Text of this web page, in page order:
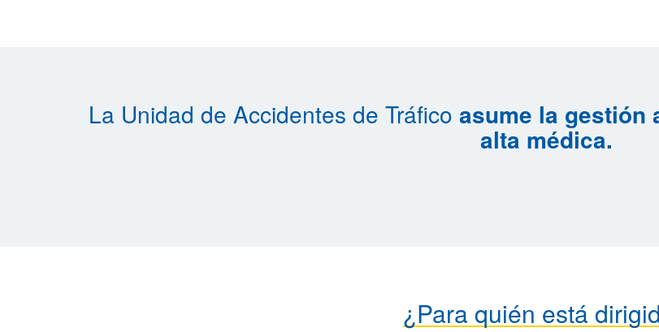
La Unidad de Accidentes de Tráfico asume la gestión
alta médica.
¿Para quién está